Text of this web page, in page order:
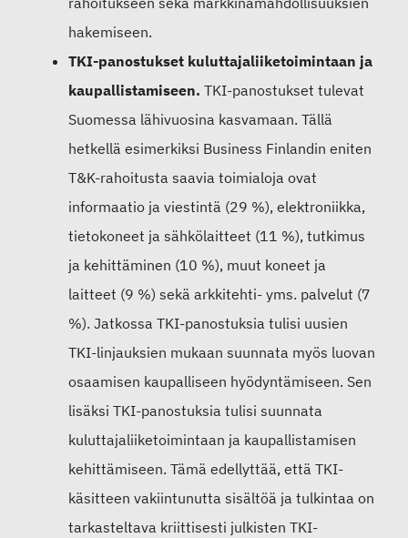
hakemiseen.
TKI-panostukset kuluttajaliiketoimintaan ja
kaupallistamiseen. TKI-panostukset tulevat
Suomessa lähivuosina kasvamaan. Tällä
hetkellä esimerkiksi Business Finlandin eniten
T&K-rahoitusta saavia toimialoja ovat
informaatio ja viestintä (29 %), elektroniikka,
tietokoneet ja sähkölaitteet (11 %), tutkimus
ja kehittäminen (10 %), muut koneet ja
laitteet (9 %) sekä arkkitehti- yms. palvelut (7
%). Jatkossa TKI-panostuksia tulisi uusien
TKI-linjauksien mukaan suunnata myös luovan
osaamisen kaupalliseen hyödyntämiseen. Sen
lisäksi TKI-panostuksia tulisi suunnata
kuluttajaliiketoimintaan ja kaupallistamisen
kehittämiseen. Tämä edellyttää, että TKI-
käsitteen vakiintunutta sisältöä ja tulkintaa on
tarkasteltava kriittisesti julkisten TKI-